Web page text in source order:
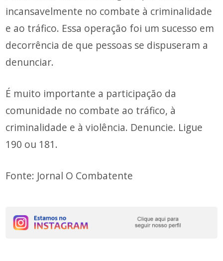
incansavelmente no combate à criminalidade
e ao tráfico. Essa operação foi um sucesso em
decorrência de que pessoas se dispuseram a
denunciar.
É muito importante a participação da
comunidade no combate ao tráfico, à
criminalidade e à violência. Denuncie. Ligue
190 ou 181.
Fonte: Jornal O Combatente